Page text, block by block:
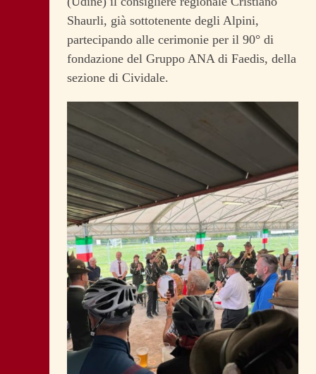
Shaurli, già sottotenente degli Alpini,
partecipando alle cerimonie per il 90° di
fondazione del Gruppo ANA di Faedis, della
sezione di Cividale.